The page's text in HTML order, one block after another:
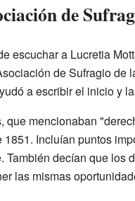
de
escuchar a Lucretia
de Sufragio de
a escribir el inicio y
que mencionaban
1851. Incluían puntos
También decían que los
las mismas